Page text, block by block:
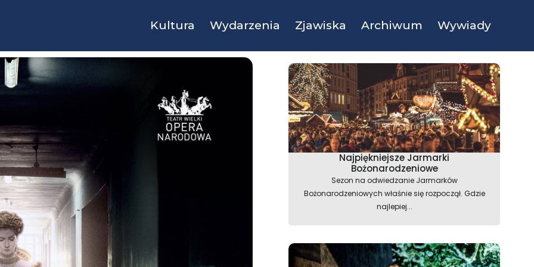
Kultura Wydarzenia Zjawiska Archiwum Wywiady
Najpiękniejsze Jarmarki
Bożonarodzeniowe
Sezon na odwiedzanie Jarmarków
Bożonarodzeniowych właśnie się rozpoczął. Gdzie
najlepiej...